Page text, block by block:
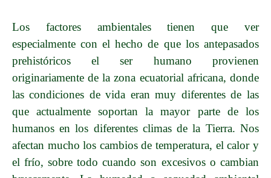
Los factores ambientales tienen que ver
especialmente con el hecho de que los antepasados
prehistóricosel ser humano
provienen
originariamente de la zona ecuatorial africana, donde
las condiciones de vida eran muy diferentes de las
que actualmente soportan la mayor parte de los
humanos en los diferentes climas de la Tierra. Nos
afectan mucho los cambios de temperatura, el calor y
el frío, sobre todo cuando son excesivos o cambian